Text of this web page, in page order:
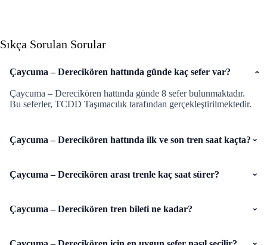
Sıkça Sorulan Sorular
Çaycuma – Derecikören hattında günde kaç sefer var?
Çaycuma – Derecikören hattında günde 8 sefer bulunmaktadır.
Bu seferler, TCDD Taşımacılık tarafından gerçekleştirilmektedir.
Çaycuma – Derecikören hattında ilk ve son tren saat kaçta?
Çaycuma – Derecikören arası trenle kaç saat sürer?
Çaycuma – Derecikören tren bileti ne kadar?